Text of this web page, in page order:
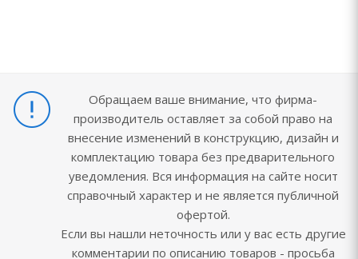
Обращаем ваше внимание, что фирма-
производитель оставляет за собой право на
внесение изменений в конструкцию, дизайн и
комплектацию товара без предварительного
уведомления. Вся информация на сайте носит
справочный характер и не является публичной
офертой.
Если вы нашли неточность или у вас есть другие
комментарии по описанию товаров - просьба